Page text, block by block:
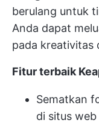
berulang untuk
Anda dapat
pada kreativitas
Fitur terbaik
Sematkan
di situs